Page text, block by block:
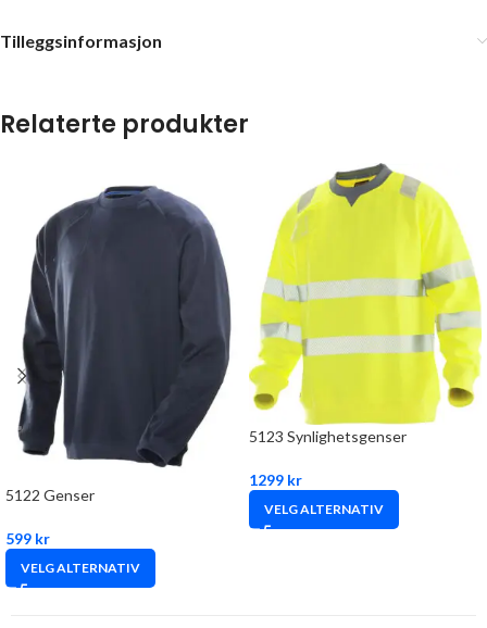
Tilleggsinformasjon
Relaterte produkter
5122 Genser
599 kr
VELG ALTERNATIV
5123 Synlighetsgenser
1299 kr
VELG ALTERNATIV